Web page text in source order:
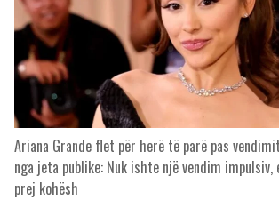
Ariana Grande flet për herë të parë pas
nga jeta publike: Nuk ishte një vendim
prej kohësh